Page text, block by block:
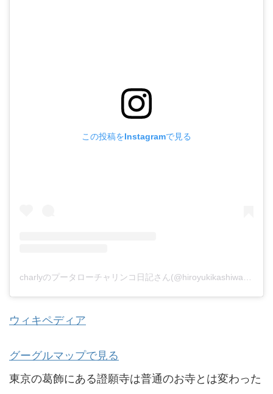
この投稿をInstagramで見る
ウィキペディア
グーグルマップで見る
東京の葛飾にある證願寺は普通のお寺とは変わった